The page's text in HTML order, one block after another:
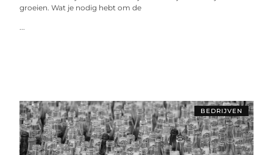
groeien. Wat je nodig hebt om de
...
BEDRIJVEN